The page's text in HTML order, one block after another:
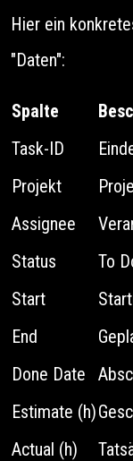
Hier ein
"Daten":
Spalte
Task-ID
Projekt
Assignee
Status
To
Start
End
Done Date
Estimate (h)
Actual (h)